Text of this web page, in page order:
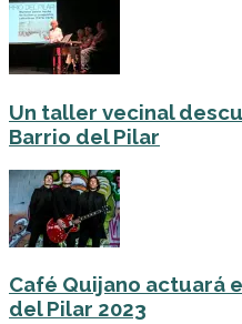
Un taller vecinal
Barrio del Pilar
Café Quijano actuará
del Pilar 2023